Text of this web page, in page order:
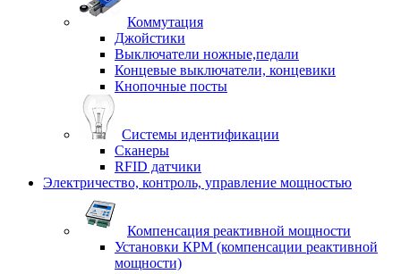
Коммутация
Джойстики
Выключатели ножные,педали
Концевые выключатели, концевики
Кнопочные посты
Системы идентификации
Сканеры
RFID датчики
Электричество, контроль, управление мощностью
Компенсация реактивной мощности
Установки КРМ (компенсации реактивной
мощности)